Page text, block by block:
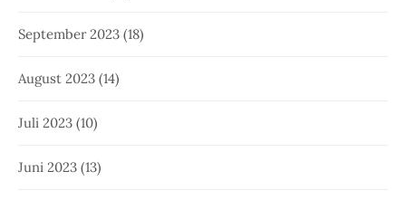
September 2023 (18)
August 2023 (14)
Juli 2023 (10)
Juni 2023 (13)